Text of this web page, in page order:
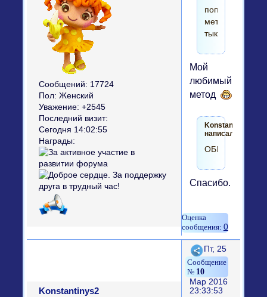
Сообщений: 17724
Пол: Женский
Уважение: +2545
Последний визит:
Сегодня 14:02:55
Награды:
попробуй
методом
тыка,
Мой
любимый
метод
Konstantinys2
написал(а):
ОБРАЩАЙся
Спасибо.
0
Поделиться
10
Пт, 25
Мар 2016
23:33:53
Konstantinys2